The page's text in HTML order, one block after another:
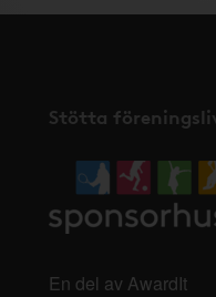
Stötta
En del av AwardIt